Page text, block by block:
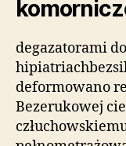
degazatorami
deformowano
Bezerukowej